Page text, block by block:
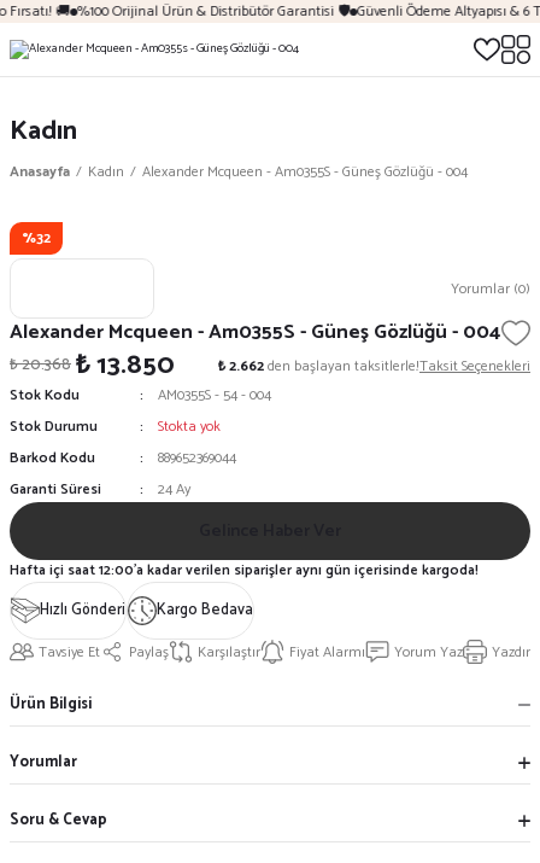
🚚 %100 Orijinal Ürün & Distribütör Garantisi 🛡️ Güvenli Ödeme Altyapısı & 6
Kadın
Anasayfa Kadın Alexander Mcqueen - Am0355S - Güneş Gözlüğü - 004
%32
Yorumlar (0)
Alexander Mcqueen - Am0355S - Güneş Gözlüğü - 004
₺ 20.368₺ 13.850 ₺ 2.662den başlayan taksitlerle!Taksit Seçenekleri
Stok Kodu
AM0355S - 54 - 004
Stok Durumu
Stokta yok
Barkod Kodu
889652369044
Garanti Süresi
24 Ay
Hızlı Gönderi Kargo Bedava
Tavsiye Et Paylaş Karşılaştır Fiyat Alarmı Yorum Yaz Yazdır
Hafta içi saat 12:00'a kadar verilen siparişler aynı gün içerisinde kargoda!
Ürün Bilgisi
Yorumlar
Soru & Cevap